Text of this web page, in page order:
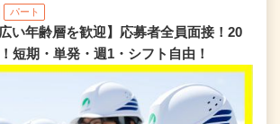
パート
い年齢層を歓迎】応募者全員面接！20
短期・単発・週1・シフト自由！